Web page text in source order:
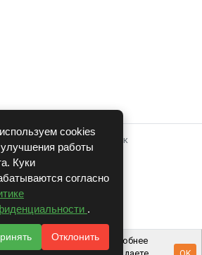
на системе для авторазборок
CARRO.БИЗНЕС
Полная версия
COPYRIGHT 2026 г.
v1.1.24
cookies
работы
Куки
согласно
.
Отклонить
cookie, чтобы вам было удобнее